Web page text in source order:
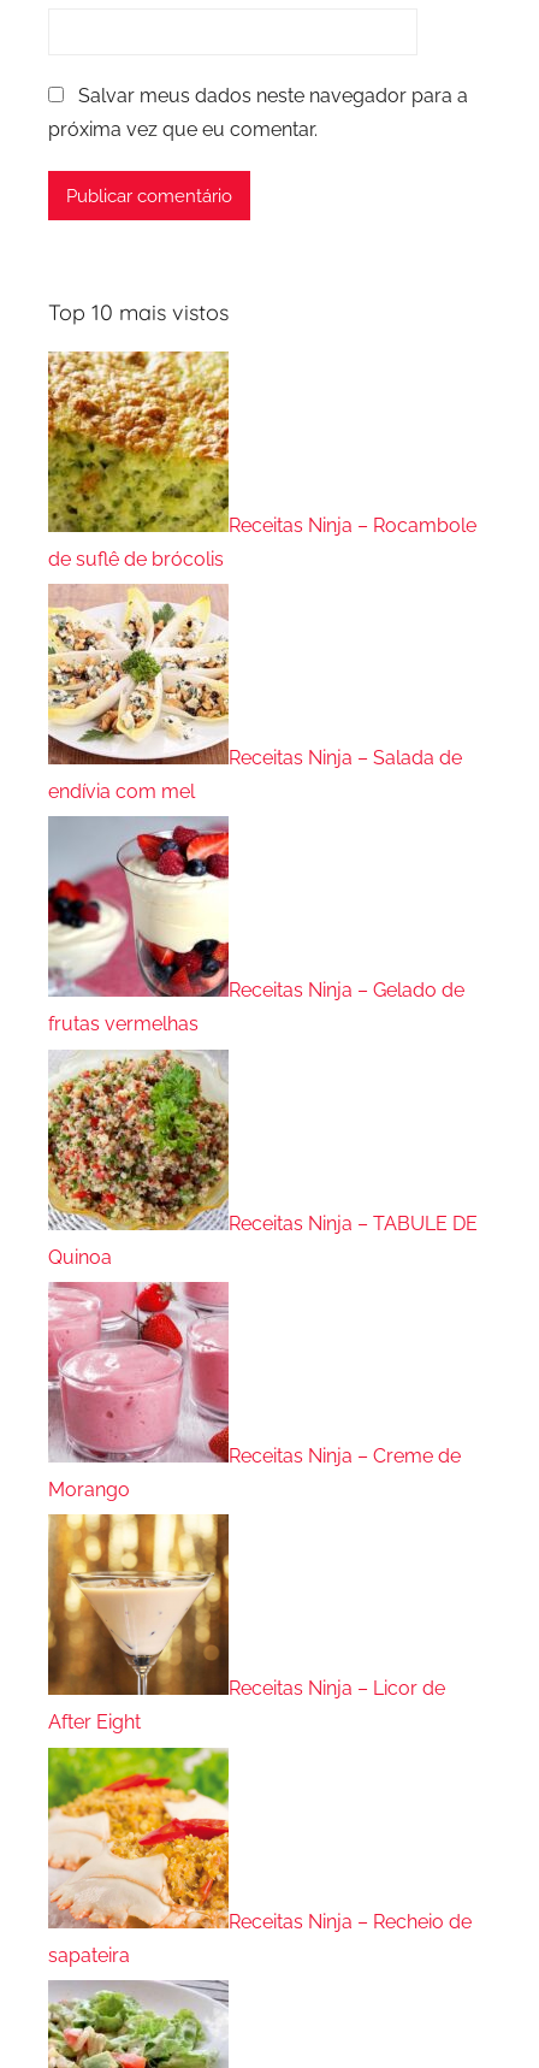
Salvar meus dados neste navegador para a
próxima vez que eu comentar.
Top 10 mais vistos
Receitas Ninja – Rocambole
de suflê de brócolis
Receitas Ninja – Salada de
endívia com mel
Receitas Ninja – Gelado de
frutas vermelhas
Receitas Ninja – TABULE DE
Quinoa
Receitas Ninja – Creme de
Morango
Receitas Ninja – Licor de
After Eight
Receitas Ninja – Recheio de
sapateira